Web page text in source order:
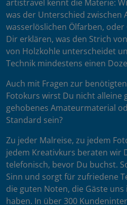
artistravel kennt die Materie:
was der Unterschied zwischen
wasserlöslichen Ölfarben,
Dir erklären, was den Strich
von Holzkohle unterscheidet
Technik mindestens einen
Auch mit Fragen zur
Fotokurs wirst Du nicht alleine
gehobenes Amateurmaterial
Standard sein?
Zu jeder Malreise, zu jedem
jedem Kreativkurs beraten wir
telefonisch, bevor Du buchst.
Sinn und sorgt für zufriedene
die guten Noten, die Gäste
haben. In über 300